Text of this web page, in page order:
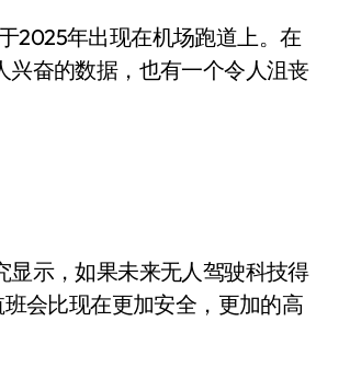
2025年出现在机场跑道上。在
奋的数据，也有一个令人沮丧
示，如果未来无人驾驶科技得
会比现在更加安全，更加的高